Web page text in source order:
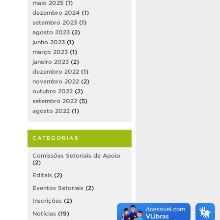
maio 2025 (1)
dezembro 2024 (1)
setembro 2023 (1)
agosto 2023 (2)
junho 2023 (1)
março 2023 (1)
janeiro 2023 (2)
dezembro 2022 (1)
novembro 2022 (2)
outubro 2022 (2)
setembro 2022 (5)
agosto 2022 (1)
CATEGORIAS
Comissões Setoriais de Apoio
(2)
Editais (2)
Eventos Setoriais (2)
Inscrições (2)
Notícias (19)